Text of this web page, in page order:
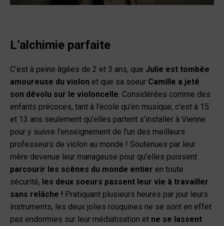
L’alchimie parfaite
C’est à peine âgées de 2 et 3 ans, que Julie est tombée
amoureuse du violon et que sa soeur Camille a jeté
son dévolu sur le violoncelle . Considérées comme des
enfants précoces, tant à l’école qu’en musique, c’est à 15
et 13 ans seulement qu’elles partent s’installer à Vienne
pour y suivre l’enseignement de l’un des meilleurs
professeurs de violon au monde ! Soutenues par leur
mère devenue leur manageuse pour qu’elles puissent
parcourir les scènes du monde entier en toute
sécurité, les deux soeurs passent leur vie à travailler
sans relâche ! Pratiquant plusieurs heures par jour leurs
instruments, les deux jolies rouquines ne se sont en effet
pas endormies sur leur médiatisation et ne se lassent